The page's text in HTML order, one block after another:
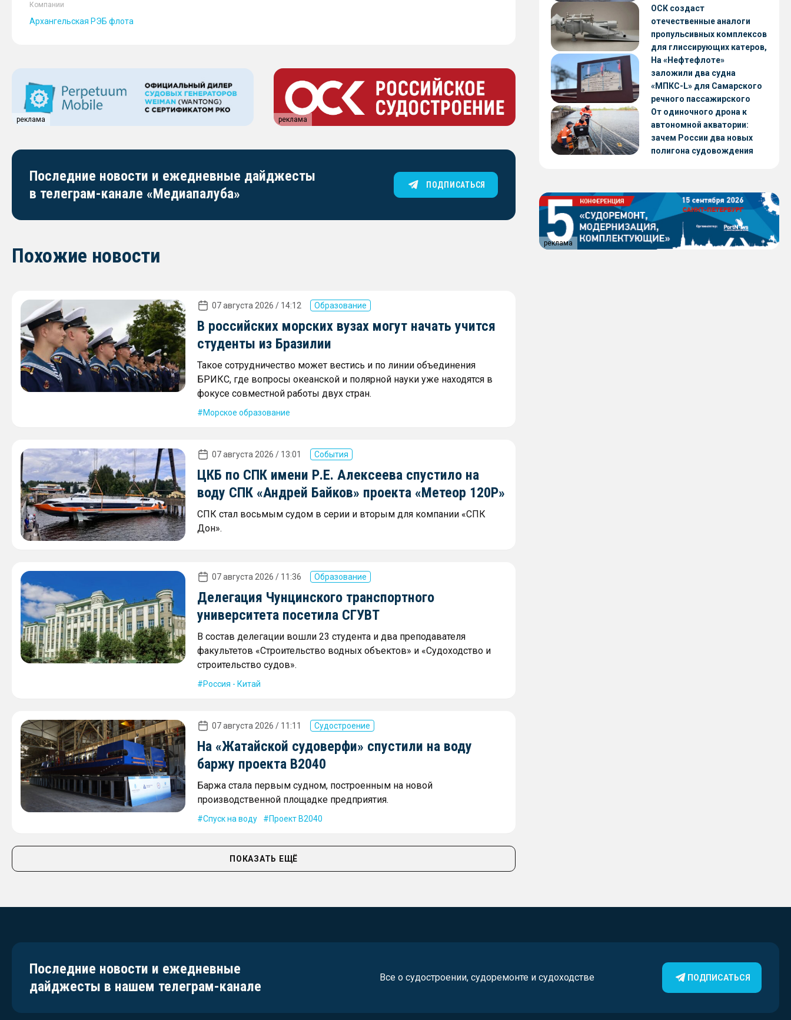
Компании
Архангельская РЭБ флота
реклама реклама
Последние новости и ежедневные дайджесты
в телеграм-канале «Медиапалуба»
ПОДПИСАТЬСЯ
Похожие новости
07 августа 2026 / 14:12 Образование
В российских морских вузах могут начать учится
студенты из Бразилии
Такое сотрудничество может вестись и по линии объединения
БРИКС, где вопросы океанской и полярной науки уже находятся в
фокусе совместной работы двух стран.
Морское образование
07 августа 2026 / 13:01 События
ЦКБ по СПК имени Р.Е. Алексеева спустило на
воду СПК «Андрей Байков» проекта «Метеор 120Р»
СПК стал восьмым судом в серии и вторым для компании «СПК
Дон».
07 августа 2026 / 11:36 Образование
Делегация Чунцинского транспортного
университета посетила СГУВТ
В состав делегации вошли 23 студента и два преподавателя
факультетов «Строительство водных объектов» и «Судоходство и
строительство судов».
Россия - Китай
07 августа 2026 / 11:11 Судостроение
На «Жатайской судоверфи» спустили на воду
баржу проекта В2040
Баржа стала первым судном, построенным на новой
производственной площадке предприятия.
Спуск на воду Проект В2040
ПОКАЗАТЬ ЕЩЁ
ОСК создаст
отечественные аналоги
пропульсивных комплексов
для глиссирующих катеров,
скоростных судов и судов с
малой осадкой
На «Нефтефлоте»
заложили два судна
«МПКС-L» для Самарского
речного пассажирского
предприятия
От одиночного дрона к
автономной акватории:
зачем России два новых
полигона судовождения
реклама
Последние новости и ежедневные
дайджесты в нашем телеграм-канале
Все о судостроении, судоремонте и судоходстве ПОДПИСАТЬСЯ